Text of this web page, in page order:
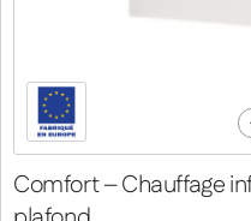
Comfort – Chauffage